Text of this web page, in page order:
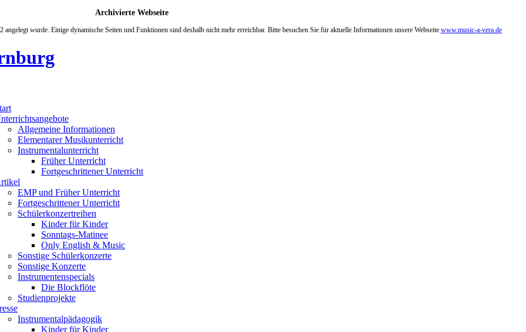
Archivierte Webseite
wurde. Einige dynamische Seiten und Funktionen sind deshalb nicht mehr erreichbar. Bitte besuchen Sie für aktuelle Informationen unsere Webseite www.music-a-vera.de
Allgemeine Informationen
Elementarer Musikunterricht
Instrumentalunterricht
Früher Unterricht
Fortgeschrittener Unterricht
EMP und Früher Unterricht
Fortgeschrittener Unterricht
Schülerkonzertreihen
Kinder für Kinder
Sonntags-Matinee
Only English & Music
Sonstige Schülerkonzerte
Sonstige Konzerte
Instrumentenspecials
Die Blockflöte
Studienprojekte
Instrumentalpädagogik
Kinder für Kinder